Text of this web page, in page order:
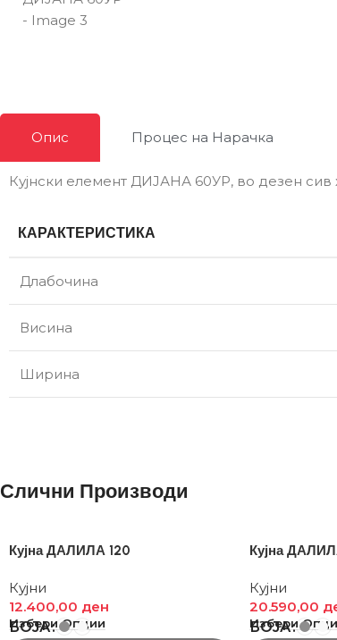
Опис Процес на Нарачка
Кујнски елемент ДИЈАНА 60УР, во дезен сив
КАРАКТЕРИСТИКА
Длабочина
Висина
Ширина
Слични Производи
Кујна ДАЛИЛА 120
Кујни
12.400,00 ден
Избери Опции
БОЈА
Кујна
Кујни
20.590,00
Избери
БОЈА